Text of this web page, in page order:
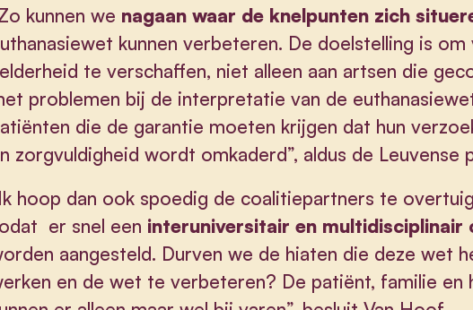
kunnen we nagaan waar de knelpunten zich
kunnen verbeteren. De doelstelling is om
te verschaffen, niet alleen aan artsen die
problemen bij de interpretatie van de
die de garantie moeten krijgen dat hun
zorgvuldigheid wordt omkaderd”, aldus de Leuvense
hoop dan ook spoedig de coalitiepartners te
er snel een interuniversitair en multidisciplinair
aangesteld. Durven we de hiaten die deze wet
en de wet te verbeteren? De patiënt, familie en